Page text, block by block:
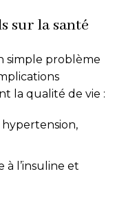
sur la santé
simple problème
la qualité de vie :
hypertension,
à l’insuline et